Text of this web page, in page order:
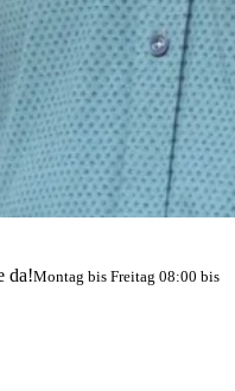
da!Montag bis Freitag 08:00 bis